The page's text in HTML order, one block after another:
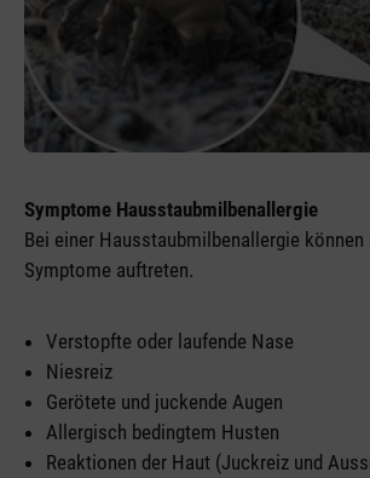
Symptome Hausstaubmilbenallergie
Bei einer Hausstaubmilbenallergie
Symptome auftreten.
Verstopfte oder laufende Nase
Niesreiz
Gerötete und juckende Augen
Allergisch bedingtem Husten
Reaktionen der Haut (Juckreiz und